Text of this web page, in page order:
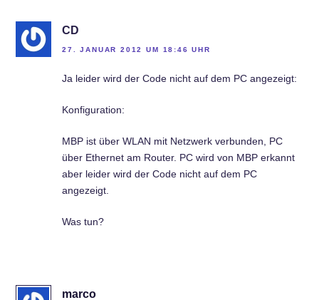
CD
27. JANUAR 2012 UM 18:46 UHR
Ja leider wird der Code nicht auf dem PC angezeigt:
Konfiguration:
MBP ist über WLAN mit Netzwerk verbunden, PC
über Ethernet am Router. PC wird von MBP erkannt
aber leider wird der Code nicht auf dem PC
angezeigt.
Was tun?
marco